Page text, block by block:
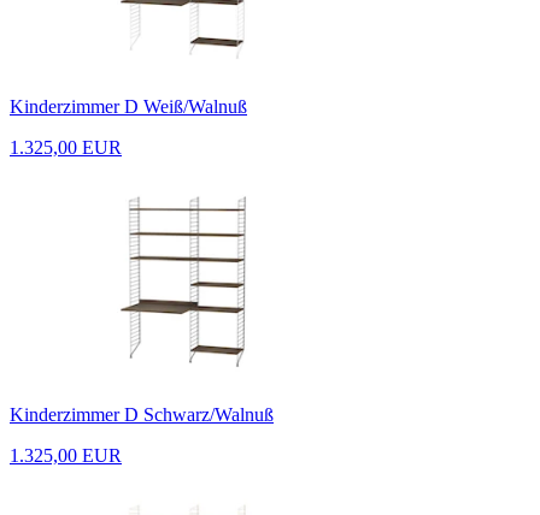
Kinderzimmer D Weiß/Walnuß
1.325,00 EUR
Kinderzimmer D Schwarz/Walnuß
1.325,00 EUR